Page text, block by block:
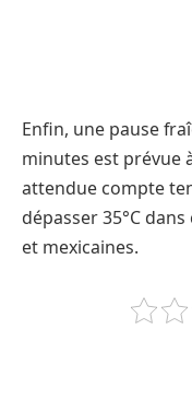
Enfin, une pause
minutes est prévue
attendue compte
dépasser 35°C
et mexicaines.